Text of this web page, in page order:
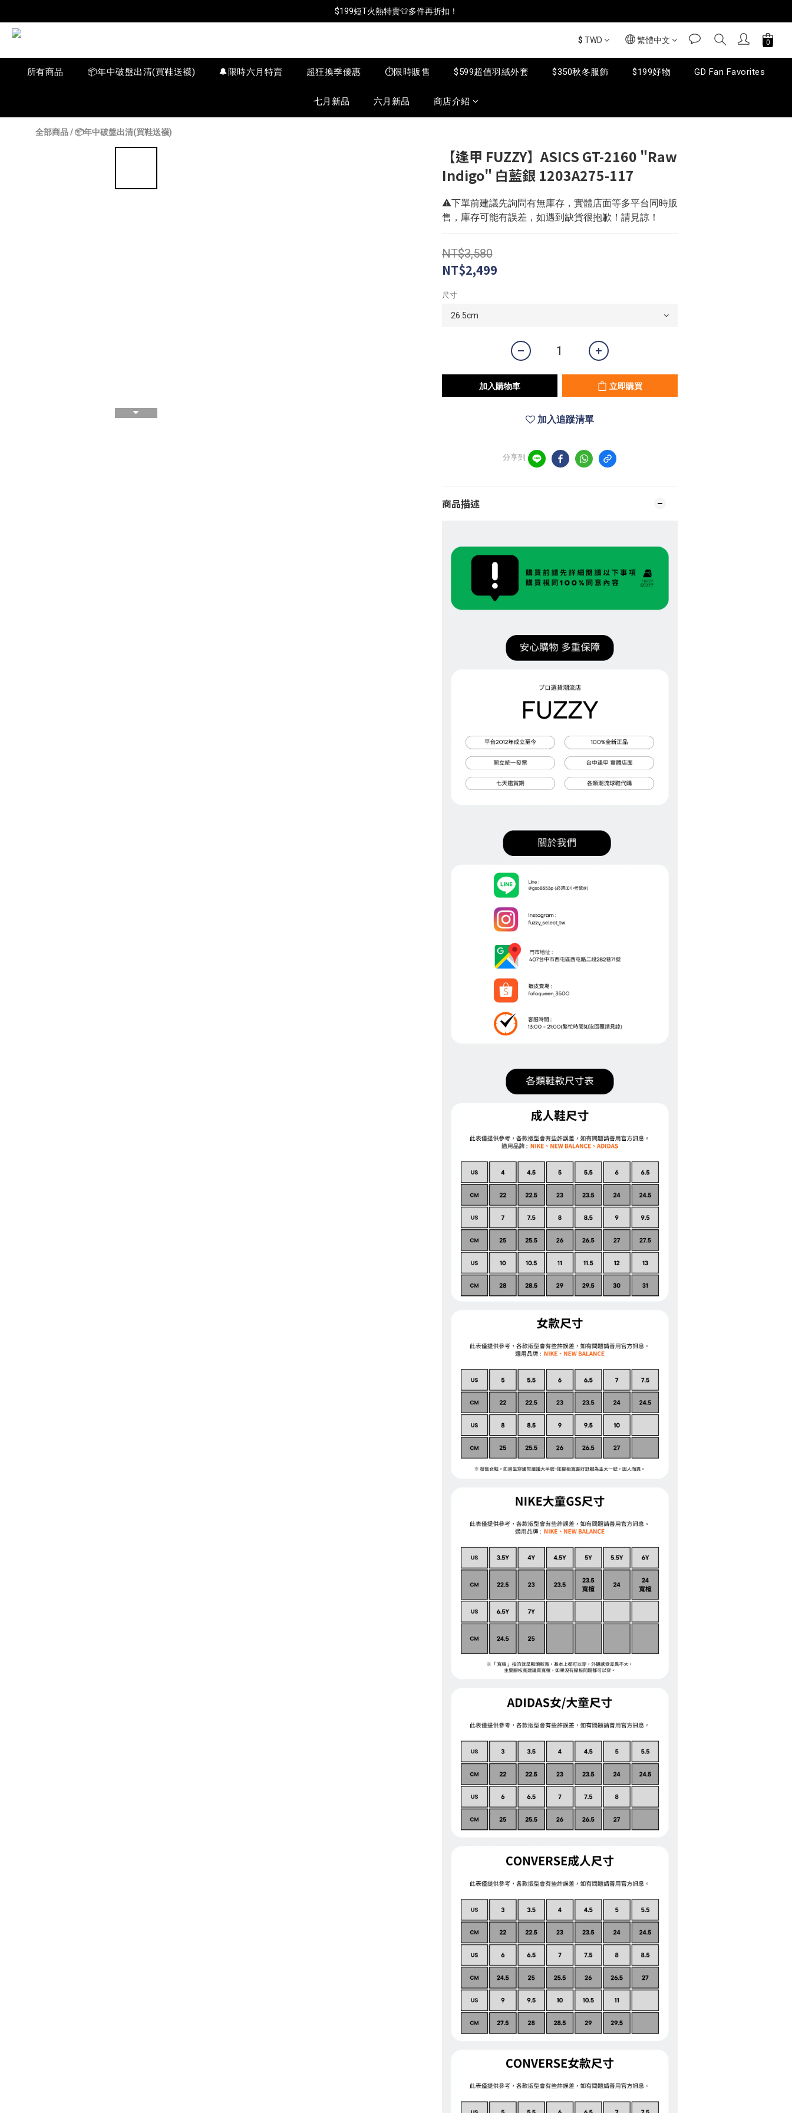
📦年中破盤出清(買鞋送襪)
$199短T火熱特賣👕多件再折扣！
$ TWD 繁體中文
所有商品 📦年中破盤出清(買鞋送襪) 🔔限時六月特賣 超狂換季優惠 ⏱️限時販售 $599超值羽絨外套 $350秋冬服飾 $199好物 GD Fan Favorites
七月新品 六月新品 商店介紹
全部商品/📦年中破盤出清(買鞋送襪)
【逢甲 FUZZY】ASICS GT-2160 "Raw
Indigo" 白藍銀 1203A275-117
⚠️下單前建議先詢問有無庫存，實體店面等多平台同時販
售，庫存可能有誤差，如遇到缺貨很抱歉！請見諒！
NT$3,580
NT$2,499
尺寸
加入購物車 立即購買
加入追蹤清單
分享到
商品描述